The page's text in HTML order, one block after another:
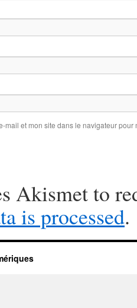
mail et mon site dans le navigateur
Akismet to
is processed.